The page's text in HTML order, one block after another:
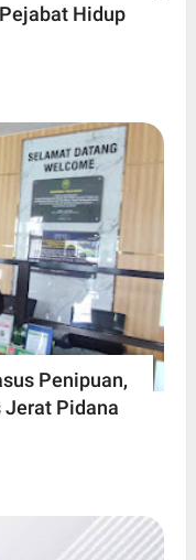
Hidup
Penipuan,
Jerat Pidana